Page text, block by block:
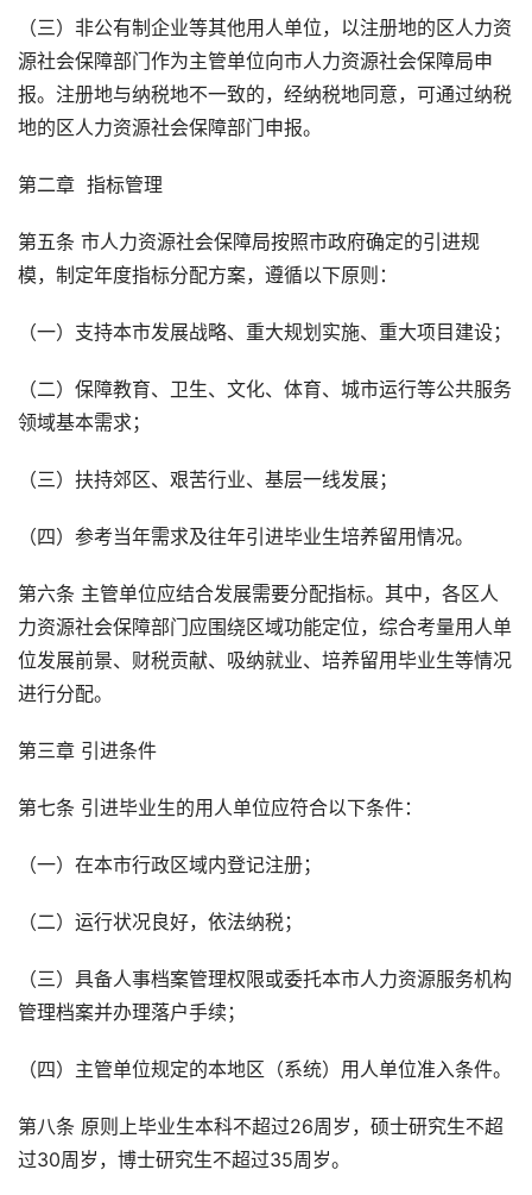
（三）非公有制企业等其他用人单位，以注册地的区人力资
源社会保障部门作为主管单位向市人力资源社会保障局申
报。注册地与纳税地不一致的，经纳税地同意，可通过纳税
地的区人力资源社会保障部门申报。
第二章 指标管理
第五条 市人力资源社会保障局按照市政府确定的引进规
模，制定年度指标分配方案，遵循以下原则：
（一）支持本市发展战略、重大规划实施、重大项目建设；
（二）保障教育、卫生、文化、体育、城市运行等公共服务
领域基本需求；
（三）扶持郊区、艰苦行业、基层一线发展；
（四）参考当年需求及往年引进毕业生培养留用情况。
第六条 主管单位应结合发展需要分配指标。其中，各区人
力资源社会保障部门应围绕区域功能定位，综合考量用人单
位发展前景、财税贡献、吸纳就业、培养留用毕业生等情况
进行分配。
第三章 引进条件
第七条 引进毕业生的用人单位应符合以下条件：
（一）在本市行政区域内登记注册；
（二）运行状况良好，依法纳税；
（三）具备人事档案管理权限或委托本市人力资源服务机构
管理档案并办理落户手续；
（四）主管单位规定的本地区（系统）用人单位准入条件。
第八条 原则上毕业生本科不超过26周岁，硕士研究生不超
过30周岁，博士研究生不超过35周岁。